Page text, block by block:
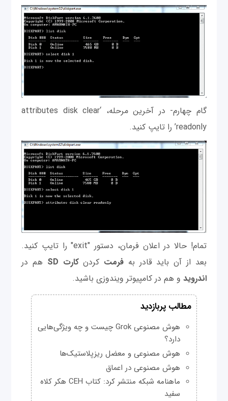
گام چهارم- در آخرین مرحله، ‘attributes disk clear
readonly’ را تایپ کنید.
تمام! حالا در اعلان فرمان، دستور "exit" را تایپ کنید.
بعد از آن باید قادر به فرمت کردنکارت SD
هم در
اندروید و هم در کامپیوتر ویندوزی باشید.
مطالب پربازدید
هوش مصنوعی Grok چیست و چه ویژگی‌هایی
دارد؟
هوش مصنوعی و معضل ریزپلاستیک‌ها
هوش مصنوعی در اعماق
ماهنامه شبکه منتشر کرد: کتاب CEH هکر کلاه
سفید